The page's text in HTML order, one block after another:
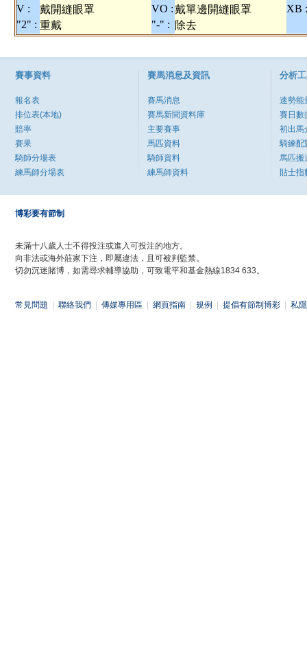
V :
戴開縫眼罩 VO :戴單邊開縫眼罩
XB :
"2" : 重戴 "-" : 除去
賽事資料
報名表
排位表(本地)
賠率
賽果
騎師分場表
練馬師分場表
賽馬消息及資訊
賽馬消息
賽馬新聞資料庫
主要賽事
馬匹資料
騎師資料
練馬師資料
分析
速勢能
賽日數
初出馬
騎練配
馬匹搬
貼士指
博彩要有節制
未滿十八歲人士不得投注或進入可投注的地方。
向非法或海外莊家下注，即屬違法，且可被判監禁。
切勿沉迷賭博，如需尋求輔導協助，可致電平和基金熱線1834 633。
常見問題 聯絡我們 傳媒專用區 網頁指南 規例 提倡有節制博彩 私